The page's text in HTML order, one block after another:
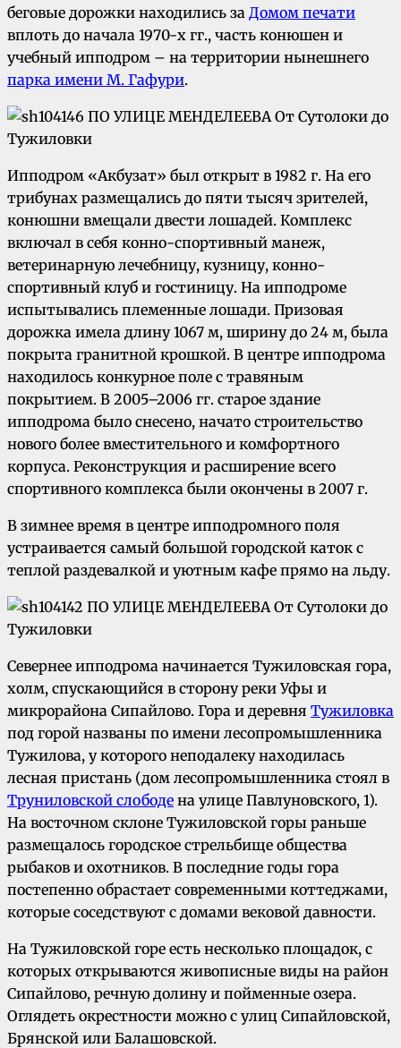
беговые дорожки находились за Домом печати
вплоть до начала 1970-х гг., часть конюшен и
учебный ипподром – на территории нынешнего
парка имени М. Гафури.
Ипподром «Акбузат» был открыт в 1982 г. На его
трибунах размещались до пяти тысяч зрителей,
конюшни вмещали двести лошадей. Комплекс
включал в себя конно-спортивный манеж,
ветеринарную лечебницу, кузницу, конно-
спортивный клуб и гостиницу. На ипподроме
испытывались племенные лошади. Призовая
дорожка имела длину 1067 м, ширину до 24 м, была
покрыта гранитной крошкой. В центре ипподрома
находилось конкурное поле с травяным
покрытием. В 2005–2006 гг. старое здание
ипподрома было снесено, начато строительство
нового более вместительного и комфортного
корпуса. Реконструкция и расширение всего
спортивного комплекса были окончены в 2007 г.
В зимнее время в центре ипподромного поля
устраивается самый большой городской каток с
теплой раздевалкой и уютным кафе прямо на льду.
Севернее ипподрома начинается Тужиловская гора,
холм, спускающийся в сторону реки Уфы и
микрорайона Сипайлово. Гора и деревня Тужиловка
под горой названы по имени лесопромышленника
Тужилова, у которого неподалеку находилась
лесная пристань (дом лесопромышленника стоял в
Труниловской слободе на улице Павлуновского, 1).
На восточном склоне Тужиловской горы раньше
размещалось городское стрельбище общества
рыбаков и охотников. В последние годы гора
постепенно обрастает современными коттеджами,
которые соседствуют с домами вековой давности.
На Тужиловской горе есть несколько площадок, с
которых открываются живописные виды на район
Сипайлово, речную долину и пойменные озера.
Оглядеть окрестности можно с улиц Сипайловской,
Брянской или Балашовской.